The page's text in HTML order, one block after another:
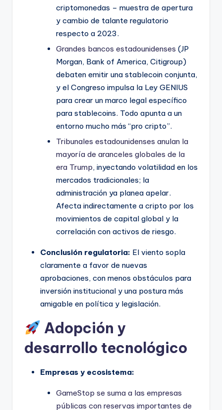
criptomonedas – muestra de apertura
y cambio de talante regulatorio
respecto a 2023.
Grandes bancos estadounidenses (JP
Morgan, Bank of America, Citigroup)
debaten emitir una stablecoin conjunta,
y el Congreso impulsa la Ley GENIUS
para crear un marco legal específico
para stablecoins. Todo apunta a un
entorno mucho más “pro cripto”.
Tribunales estadounidenses anulan la
mayoría de aranceles globales de la
era Trump, inyectando volatilidad en los
mercados tradicionales; la
administración ya planea apelar.
Afecta indirectamente a cripto por los
movimientos de capital global y la
correlación con activos de riesgo.
Conclusión regulatoria: El viento sopla
claramente a favor de nuevas
aprobaciones, con menos obstáculos para
inversión institucional y una postura más
amigable en política y legislación.
Adopción y
desarrollo tecnológico
Empresas y ecosistema:
GameStop se suma a las empresas
públicas con reservas importantes de